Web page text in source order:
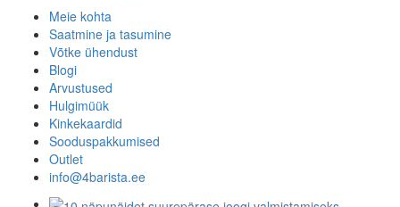
Meie kohta
Saatmine ja tasumine
Võtke ühendust
Blogi
Arvustused
Hulgimüük
Kinkekaardid
Sooduspakkumised
Outlet
info@4barista.ee